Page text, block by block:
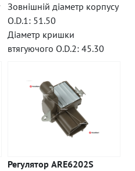
Зовнішній діаметр корпусу
O.D.1: 51.50
Діаметр кришки
втягуючого O.D.2: 45.30
Регулятор ARE6202S